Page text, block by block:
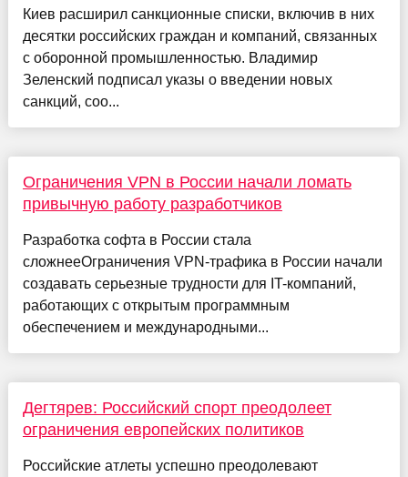
Киев расширил санкционные списки, включив в них
десятки российских граждан и компаний, связанных
с оборонной промышленностью. Владимир
Зеленский подписал указы о введении новых
санкций, соо...
Ограничения VPN в России начали ломать
привычную работу разработчиков
Разработка софта в России стала
сложнееОграничения VPN-трафика в России начали
создавать серьезные трудности для IT-компаний,
работающих с открытым программным
обеспечением и международными...
Дегтярев: Российский спорт преодолеет
ограничения европейских политиков
Российские атлеты успешно преодолевают